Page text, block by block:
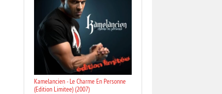
Kamelancien - Le Charme En Personne
(Edition Limitee) (2007)